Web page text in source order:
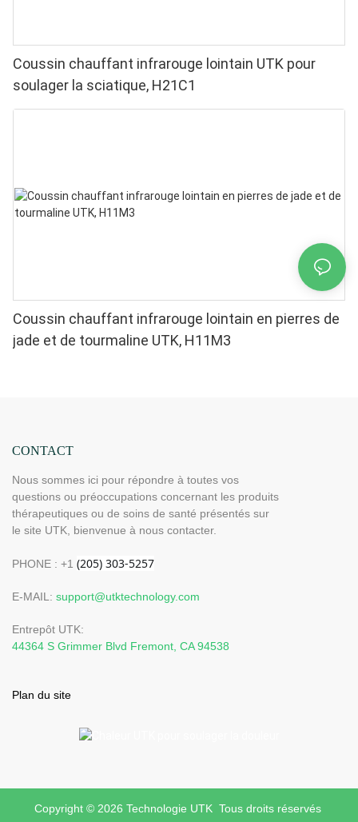
Coussin chauffant infrarouge lointain UTK pour
soulager la sciatique, H21C1
Coussin chauffant infrarouge lointain en pierres de
jade et de tourmaline UTK, H11M3
CONTACT
Nous sommes ici pour répondre à toutes vos
questions ou préoccupations concernant les produits
thérapeutiques ou de soins de santé présentés sur
le site UTK, bienvenue à nous contacter.
PHONE : +1
E-MAIL: support@utktechnology.com
Entrepôt UTK:
44364 S Grimmer Blvd Fremont, CA 94538
Plan du site
Copyright © 2026 Technologie UTK Tous droits réservés